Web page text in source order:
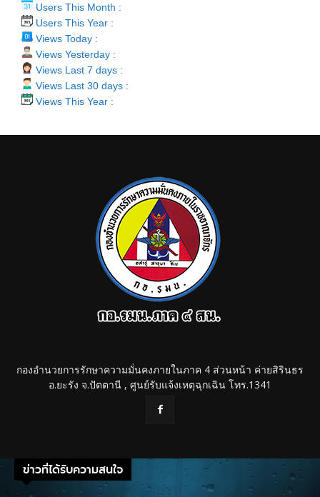
Users This Month :
Users This Year :
Views Today :
Views Yesterday :
Views Last 7 days :
Views Last 30 days :
Views This Year :
กองอำนวยการรักษาความมั่นคงภายในภาค 4 ส่วนหน้า ค่ายสิรินธร
อ.ยะรัง จ.ปัตตานี , ศูนย์รับแจ้งเหตุฉุกเฉิน โทร.1341
ข่าวที่ได้รับความสนใจ